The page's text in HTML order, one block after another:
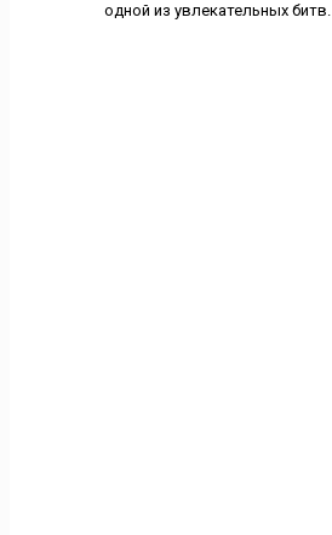
одной из увлекательных битв.